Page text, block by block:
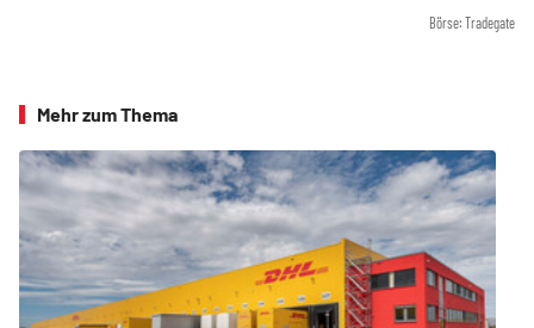
Börse: Tradegate
Mehr zum Thema